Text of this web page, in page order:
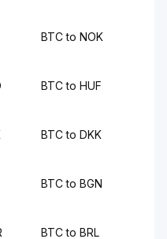
BTC to NOK
BTC to HUF
BTC to DKK
BTC to BGN
BTC to BRL